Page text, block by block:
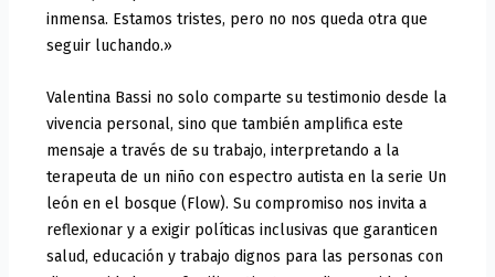
inmensa. Estamos tristes, pero no nos queda otra que
seguir luchando.»
Valentina Bassi no solo comparte su testimonio desde la
vivencia personal, sino que también amplifica este
mensaje a través de su trabajo, interpretando a la
terapeuta de un niño con espectro autista en la serie Un
león en el bosque (Flow). Su compromiso nos invita a
reflexionar y a exigir políticas inclusivas que garanticen
salud, educación y trabajo dignos para las personas con